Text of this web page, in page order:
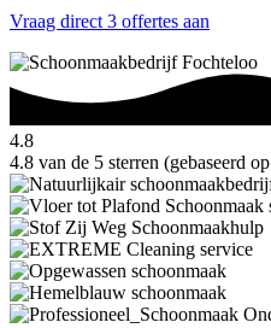
Vraag direct 3 offertes aan
4.8
4.8 van de 5 sterren (gebaseerd op